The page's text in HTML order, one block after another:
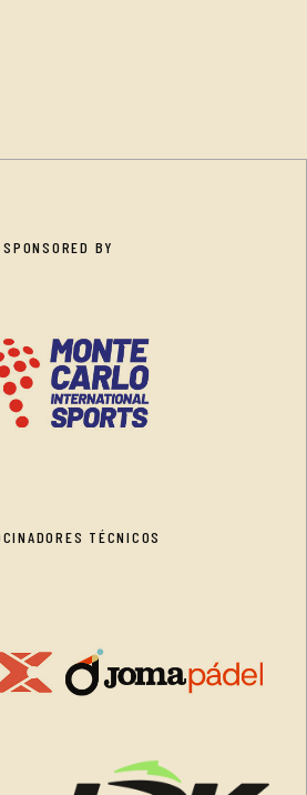
SPONSORED BY
TÉCNICOS